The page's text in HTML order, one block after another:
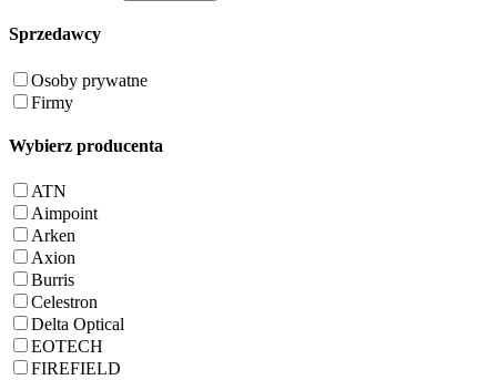
Sprzedawcy
Osoby prywatne
Firmy
Wybierz producenta
ATN
Aimpoint
Arken
Axion
Burris
Celestron
Delta Optical
EOTECH
FIREFIELD